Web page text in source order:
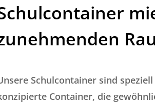
Schulcontainer sind
Container, die